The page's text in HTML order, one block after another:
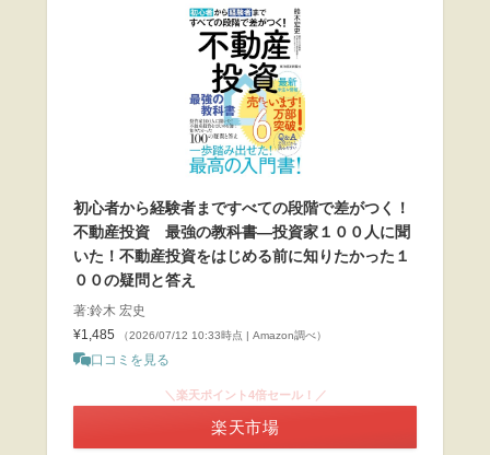
初心者から経験者まですべての段階で差がつく！
不動産投資 最強の教科書―投資家１００人に聞
いた！不動産投資をはじめる前に知りたかった１
００の疑問と答え
著:鈴木 宏史
¥1,485
（2026/07/12 10:33時点 | Amazon調べ）
口コミを見る
＼楽天ポイント4倍セール！／
楽天市場